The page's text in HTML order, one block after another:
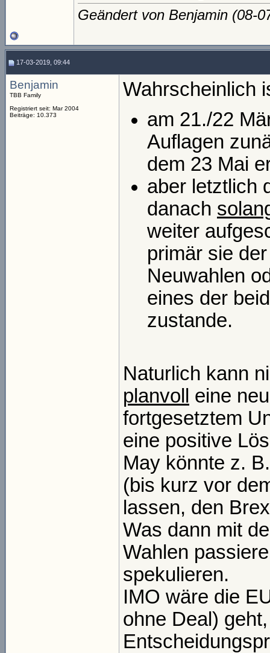
Geändert von Benjamin (08-
17-03-2019, 09:44
Benjamin
TBB Family
Registriert seit: Mar 2004
Beiträge: 10.373
Wahrscheinlich
am 21./22
Auflagen
dem 23 Mai
aber letztlich
danach
weiter
primär sie
Neuwahlen
eines der
zustande.
Naturlich kann
planvoll
eine
fortgesetztem
eine positive
May könnte z.
(bis kurz vor
lassen, den
Was dann mit
Wahlen
spekulieren.
IMO wäre die
ohne Deal)